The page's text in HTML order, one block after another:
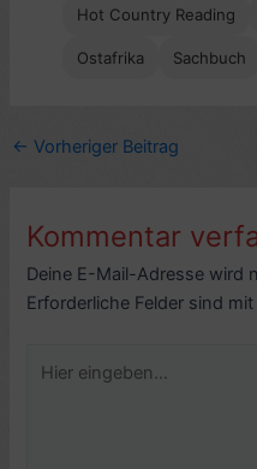
Hot Country Reading
Ostafrika Sachbuch
← Vorheriger Beitrag
Kommentar
Deine E-Mail-Adresse wird
Erforderliche Felder sind mit
eingeben…